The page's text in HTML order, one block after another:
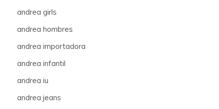
andrea girls
andrea hombres
andrea importadora
andrea infantil
andrea iu
andrea jeans